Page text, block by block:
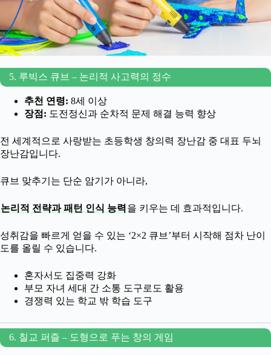
5. 루빅스 큐브 – 논리적 사고력의 정수
추천 연령: 8세 이상
장점: 도전정신과 순차적 문제 해결 능력 향상
전 세계적으로 사랑받는 초등학생 창의력 장난감 중 대표 두뇌
장난감입니다.
큐브 맞추기는 단순 암기가 아니라,
논리적 전략과 패턴 인식 능력 을 키우는 데 효과적입니다.
성취감을 빠르게 얻을 수 있는 ‘2×2 큐브’부터 시작해 점차 난이
도를 올릴 수 있습니다.
혼자서도 집중력 강화
부모 자녀 세대 간 소통 도구로도 활용
경쟁력 있는 학교 밖 학습 도구
6. 칠교 퍼즐 – 도형으로 푸는 창의 게임